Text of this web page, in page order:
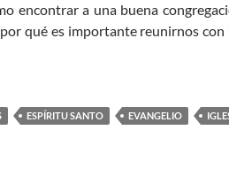
encontrar a una buena
qué es importante reunirnos
Congregación? (Parte 1)
ESPÍRITU SANTO EVANGELIO